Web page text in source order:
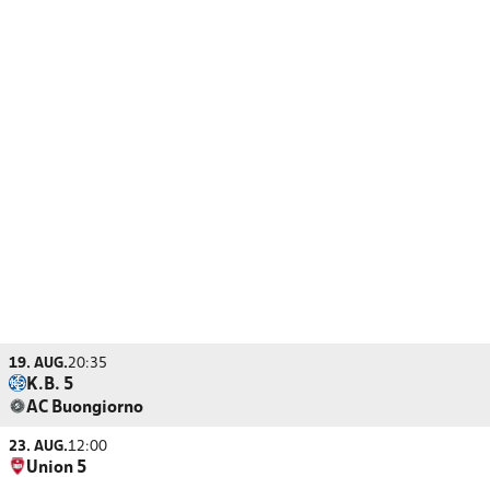
19. AUG.20:35
K.B. 5
AC Buongiorno
23. AUG.12:00
Union 5